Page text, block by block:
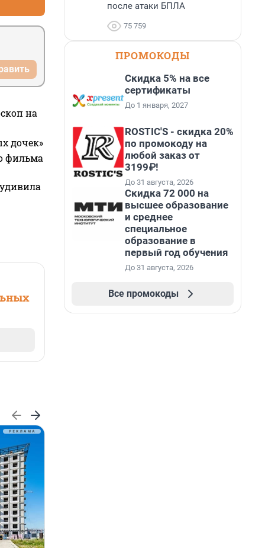
на
дочек»
фильма
после атаки БПЛА
75 759
ПРОМОКОДЫ
Скидка 5% на все
сертификаты
До 1 января, 2027
ROSTIC'S - скидка 20%
по промокоду на
любой заказ от
3199₽!
До 31 августа, 2026
Скидка 72 000 на
высшее образование
и среднее
специальное
образование в
первый год обучения
До 31 августа, 2026
Все промокоды